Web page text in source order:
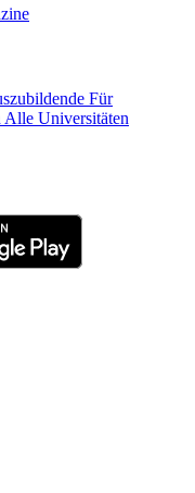
Für
Alle Universitäten